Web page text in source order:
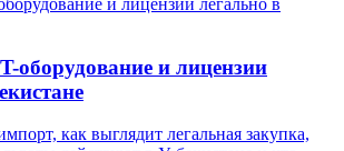
оборудование и лицензии
как выглядит легальная закупка,